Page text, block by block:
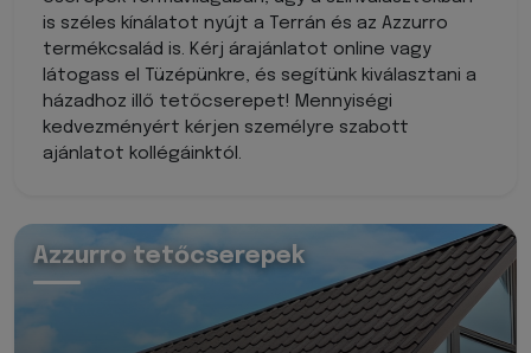
is széles kínálatot nyújt a Terrán és az Azzurro
termékcsalád is. Kérj árajánlatot online vagy
látogass el Tüzépünkre, és segítünk kiválasztani a
házadhoz illő tetőcserepet! Mennyiségi
kedvezményért kérjen személyre szabott
ajánlatot kollégáinktól.
Azzurro tetőcserepek